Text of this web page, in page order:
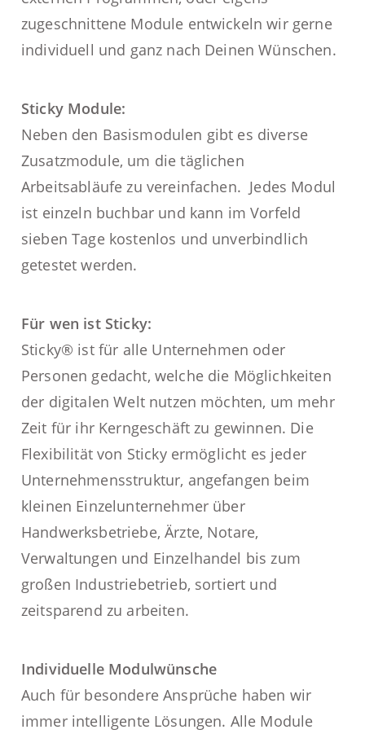
zugeschnittene Module entwickeln wir gerne
individuell und ganz nach Deinen Wünschen.
Sticky Module:
Neben den Basismodulen gibt es diverse
Zusatzmodule, um die täglichen
Arbeitsabläufe zu vereinfachen. Jedes Modul
ist einzeln buchbar und kann im Vorfeld
sieben Tage kostenlos und unverbindlich
getestet werden.
Für wen ist Sticky:
Sticky® ist für alle Unternehmen oder
Personen gedacht, welche die Möglichkeiten
der digitalen Welt nutzen möchten, um mehr
Zeit für ihr Kerngeschäft zu gewinnen. Die
Flexibilität von Sticky ermöglicht es jeder
Unternehmensstruktur, angefangen beim
kleinen Einzelunternehmer über
Handwerksbetriebe, Ärzte, Notare,
Verwaltungen und Einzelhandel bis zum
großen Industriebetrieb, sortiert und
zeitsparend zu arbeiten.
Individuelle Modulwünsche
Auch für besondere Ansprüche haben wir
immer intelligente Lösungen. Alle Module